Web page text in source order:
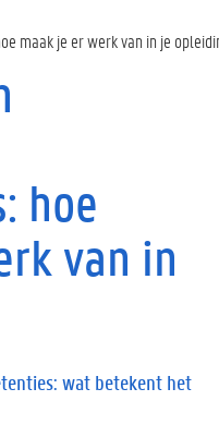
maak je er werk van in je
hoe
van in
wat betekent het